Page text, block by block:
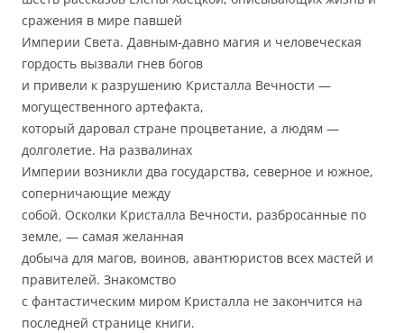
сражения в мире павшей
Империи Света. Давным-давно магия и человеческая
гордость вызвали гнев богов
и привели к разрушению Кристалла Вечности —
могущественного артефакта,
который даровал стране процветание, а людям —
долголетие. На развалинах
Империи возникли два государства, северное и южное,
соперничающие между
собой. Осколки Кристалла Вечности, разбросанные по
земле, — самая желанная
добыча для магов, воинов, авантюристов всех мастей и
правителей. Знакомство
с фантастическим миром Кристалла не закончится на
последней странице книги.